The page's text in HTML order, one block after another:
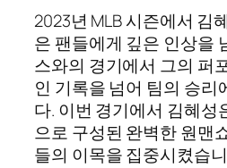
2023년 MLB 시즌에서 김
은 팬들에게 깊은 인상을
스와의 경기에서 그의 퍼
인 기록을 넘어 팀의 승리
다. 이번 경기에서 김혜성
으로 구성된 완벽한 원맨
들의 이목을 집중시켰습